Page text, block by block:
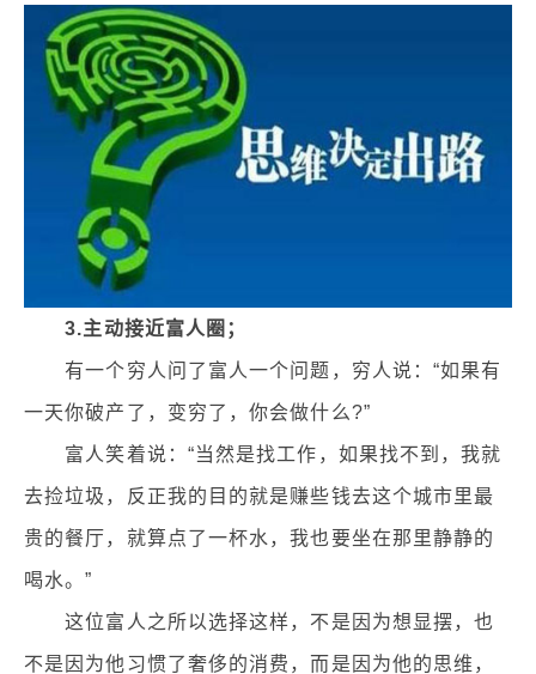
3.主动接近富人圈；
有一个穷人问了富人一个问题，穷人说：“如果有
一天你破产了，变穷了，你会做什么?”
富人笑着说：“当然是找工作，如果找不到，我就
去捡垃圾，反正我的目的就是赚些钱去这个城市里最
贵的餐厅，就算点了一杯水，我也要坐在那里静静的
喝水。”
这位富人之所以选择这样，不是因为想显摆，也
不是因为他习惯了奢侈的消费，而是因为他的思维，